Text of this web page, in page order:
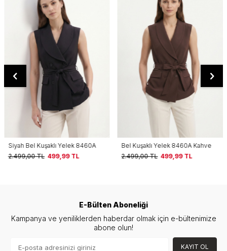
Siyah Bel Kuşaklı Yelek 8460A
2.499,00TL 499,99TL
Bel Kuşaklı Yelek 8460A Kahve
2.499,00TL 499,99TL
E-Bülten Aboneliği
Kampanya ve yeniliklerden haberdar olmak için e-bültenimize
abone olun!
KAYIT OL